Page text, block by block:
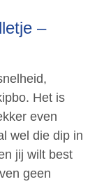
–
Het is
even
wel die dip in
jij wilt best
geen